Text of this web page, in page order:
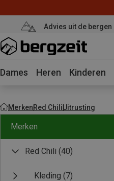
Advies uit de bergen
Dames Heren Kinderen
MerkenRed ChiliUitrusting
Merken
Red Chili (40)
Kleding (7)